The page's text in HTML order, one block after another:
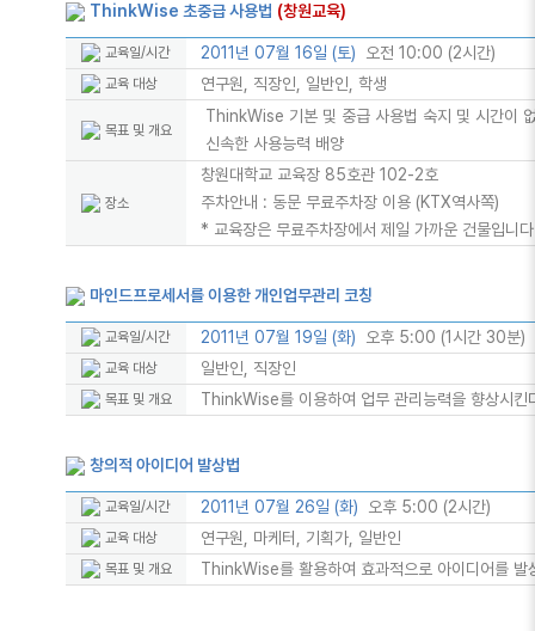
ThinkWise 초중급 사용법 (창원교육)
교육일/시간 2011년 07월 16일 (토) 오전 10:00 (2시간)
교육 대상 연구원, 직장인, 일반인, 학생
목표 및 개요
ThinkWise 기본 및 중급 사용법 숙지 및 시간이
신속한 사용능력 배양
장소
창원대학교 교육장 85호관 102-2호
주차안내 : 동문 무료주차장 이용 (KTX역사쪽)
* 교육장은 무료주차장에서 제일 가까운 건물입니다
마인드프로세서를 이용한 개인업무관리 코칭
교육일/시간 2011년 07월 19일 (화) 오후 5:00 (1시간 30분)
교육 대상 일반인, 직장인
목표 및 개요 ThinkWise를 이용하여 업무 관리능력을 향상시킨
창의적 아이디어 발상법
교육일/시간 2011년 07월 26일 (화) 오후 5:00 (2시간)
교육 대상 연구원, 마케터, 기획가, 일반인
목표 및 개요 ThinkWise를 활용하여 효과적으로 아이디어를 발